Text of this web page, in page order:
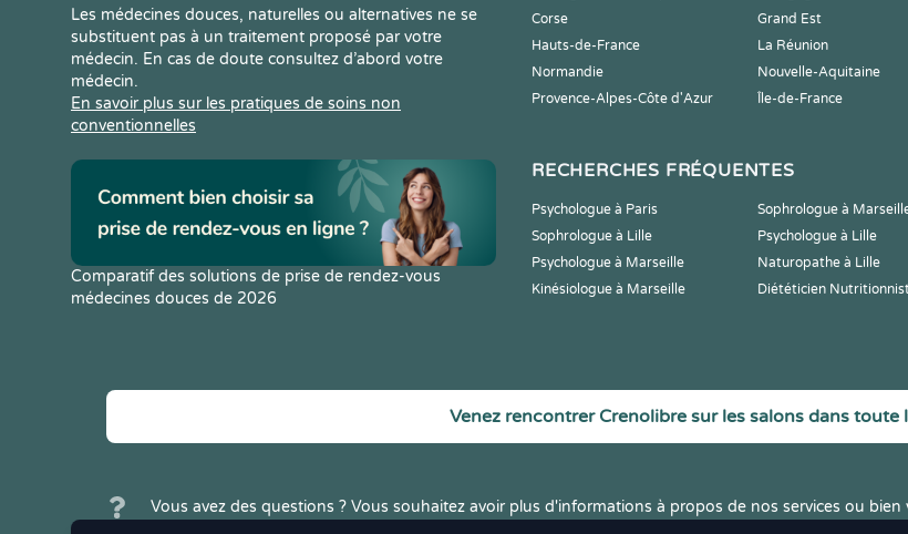
Les médecines douces, naturelles ou alternatives ne se
substituent pas à un traitement proposé par votre
médecin. En cas de doute consultez d’abord votre
médecin.
En savoir plus sur les pratiques de soins non
conventionnelles
Comparatif des solutions de prise de rendez-vous
médecines douces de 2026
Corse
Grand Est
Hauts-de-France
La Réunion
Normandie
Nouvelle-Aquitaine
Provence-Alpes-Côte d'Azur
Île-de-France
RECHERCHES FRÉQUENTES
Psychologue à Paris Sophrologue à
Sophrologue à Lille
Psychologue à Lille
Psychologue à Marseille
Naturopathe à Lille
Kinésiologue à Marseille
Diététicien
Venez rencontrer Crenolibre sur les salons dans toute
Vous avez des questions ? Vous souhaitez avoir plus d'informations à propos de nos services ou